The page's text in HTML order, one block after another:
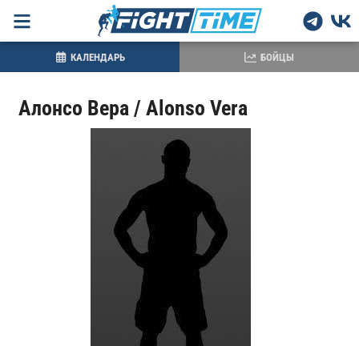
Алонсо Вера / Alonso Vera
КАЛЕНДАРЬ БОЙЦЫ